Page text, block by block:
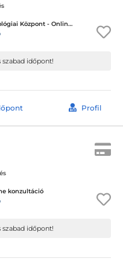
Pszichocloud Pszichológiai Központ - Online ügyfélfogadás
időpont!
Profil
konzultáció
időpont!